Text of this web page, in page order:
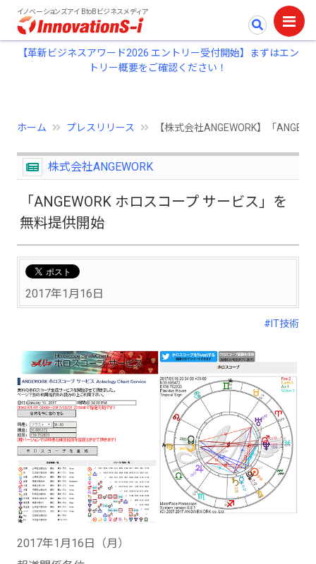
イノベーションズアイ BtoBビジネスメディア
【革新ビジネスアワード2026 エントリー受付開始】まずはエン
トリー概要をご確認ください！
ホーム プレスリリース 【株式会社ANGEWORK】「
株式会社ANGEWORK
「ANGEWORK ホロスコープ サービス」を
無料提供開始
2017年1月16日
#IT技術
2017年1月16日（月）